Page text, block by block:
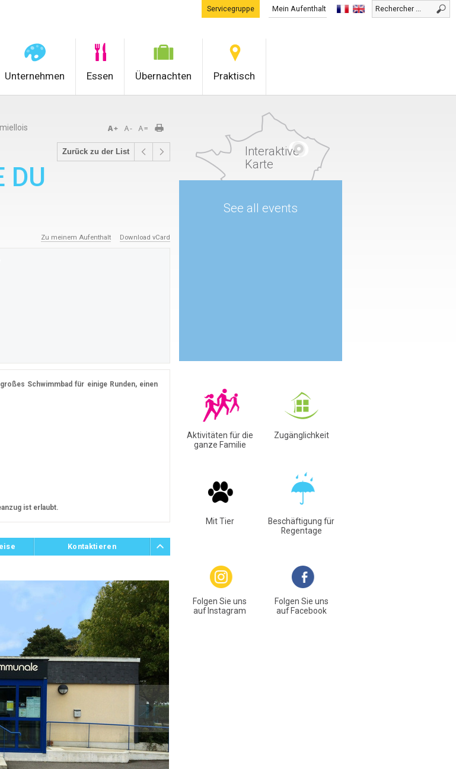
Mein Aufenthalt
Servicegruppe
Unternehmen Essen Übernachten Praktisch
Zurück zu der List
DU
Zu meinem Aufenthalt Download vCard
Schwimmbad für einige Runden, einen
ist erlaubt.
Kontaktieren
Interaktive
Karte
See all events
Aktivitäten für die
ganze Familie
Zugänglichkeit
Mit Tier
Beschäftigung für
Regentage
Folgen Sie uns
auf Instagram
Folgen Sie uns
auf Facebook